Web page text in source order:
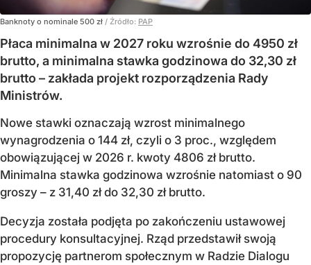
Banknoty o nominale 500 zł / Źródło: PAP
Płaca minimalna w 2027 roku wzrośnie do 4950 zł
brutto, a minimalna stawka godzinowa do 32,30 zł
brutto – zakłada projekt rozporządzenia Rady
Ministrów.
Nowe stawki oznaczają wzrost minimalnego
wynagrodzenia o 144 zł, czyli o 3 proc., względem
obowiązującej w 2026 r. kwoty 4806 zł brutto.
Minimalna stawka godzinowa wzrośnie natomiast o 90
groszy – z 31,40 zł do 32,30 zł brutto.
Decyzja została podjęta po zakończeniu ustawowej
procedury konsultacyjnej. Rząd przedstawił swoją
propozycję partnerom społecznym w Radzie Dialogu